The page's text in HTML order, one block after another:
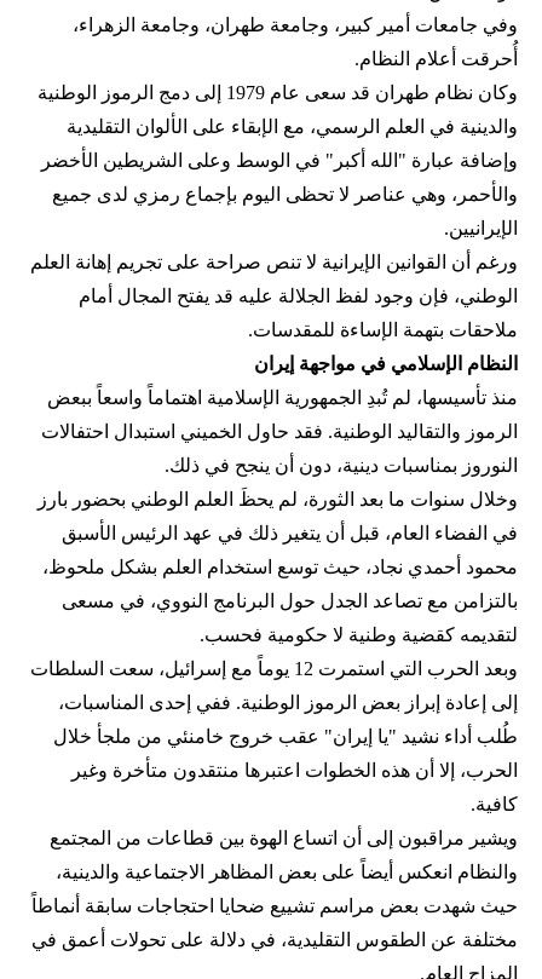
وفي جامعات أمير كبير، وجامعة طهران، وجامعة الزهراء،
أُحرقت أعلام النظام.
وكان نظام طهران قد سعى عام 1979 إلى دمج الرموز الوطنية
والدينية في العلم الرسمي، مع الإبقاء على الألوان التقليدية
وإضافة عبارة "الله أكبر" في الوسط وعلى الشريطين الأخضر
والأحمر، وهي عناصر لا تحظى اليوم بإجماع رمزي لدى جميع
الإيرانيين.
ورغم أن القوانين الإيرانية لا تنص صراحة على تجريم إهانة العلم
الوطني، فإن وجود لفظ الجلالة عليه قد يفتح المجال أمام
ملاحقات بتهمة الإساءة للمقدسات.
النظام الإسلامي في مواجهة إيران
منذ تأسيسها، لم تُبدِ الجمهورية الإسلامية اهتماماً واسعاً ببعض
الرموز والتقاليد الوطنية. فقد حاول الخميني استبدال احتفالات
النوروز بمناسبات دينية، دون أن ينجح في ذلك.
وخلال سنوات ما بعد الثورة، لم يحظَ العلم الوطني بحضور بارز
في الفضاء العام، قبل أن يتغير ذلك في عهد الرئيس الأسبق
محمود أحمدي‌ نجاد، حيث توسع استخدام العلم بشكل ملحوظ،
بالتزامن مع تصاعد الجدل حول البرنامج النووي، في مسعى
لتقديمه كقضية وطنية لا حكومية فحسب.
وبعد الحرب التي استمرت 12 يوماً مع إسرائيل، سعت السلطات
إلى إعادة إبراز بعض الرموز الوطنية. ففي إحدى المناسبات،
طُلب أداء نشيد "يا إيران" عقب خروج خامنئي من ملجأ خلال
الحرب، إلا أن هذه الخطوات اعتبرها منتقدون متأخرة وغير
كافية.
ويشير مراقبون إلى أن اتساع الهوة بين قطاعات من المجتمع
والنظام انعكس أيضاً على بعض المظاهر الاجتماعية والدينية،
حيث شهدت بعض مراسم تشييع ضحايا احتجاجات سابقة أنماطاً
مختلفة عن الطقوس التقليدية، في دلالة على تحولات أعمق في
المزاج العام.